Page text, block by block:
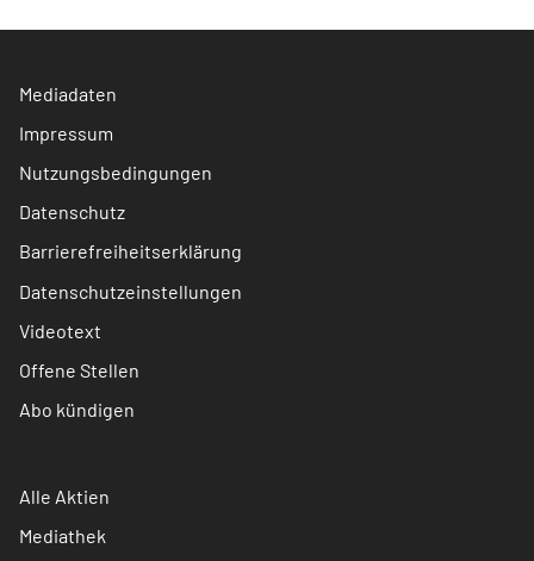
Mediadaten
Impressum
Nutzungsbedingungen
Datenschutz
Barrierefreiheitserklärung
Datenschutzeinstellungen
Videotext
Offene Stellen
Abo kündigen
Alle Aktien
Mediathek